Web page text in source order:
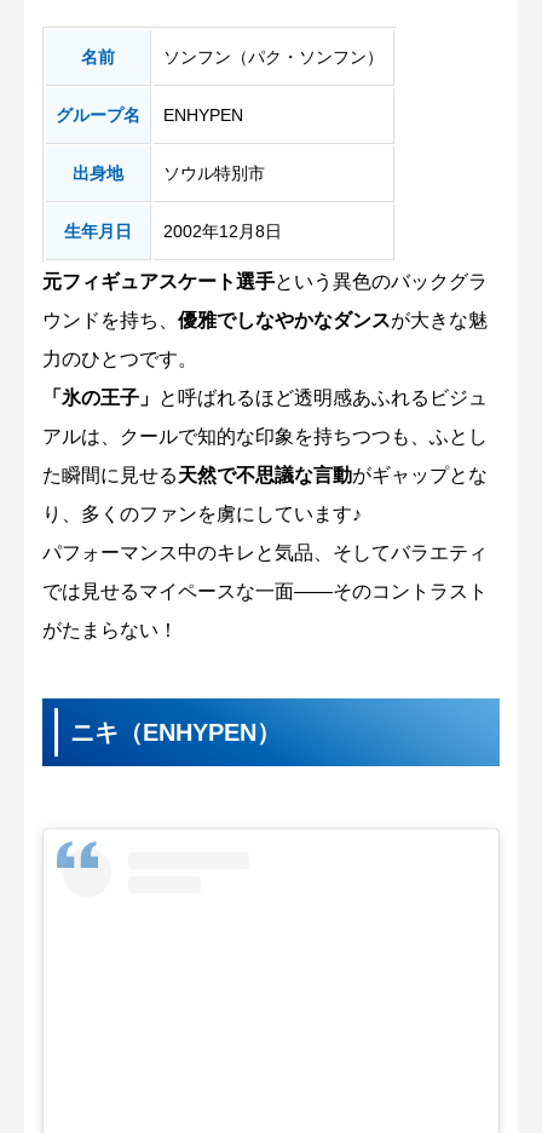
名前 ソンフン（パク・ソンフン）
グループ名 ENHYPEN
出身地 ソウル特別市
生年月日 2002年12月8日
元フィギュアスケート選手という異色のバックグラ
ウンドを持ち、 優雅でしなやかなダンスが大きな魅
力のひとつです。
「氷の王子」 と呼ばれるほど透明感あふれるビジュ
アルは、クールで知的な印象を持ちつつも、ふとし
た瞬間に見せる天然で不思議な言動がギャップとな
り、多くのファンを虜にしています♪
パフォーマンス中のキレと気品、そしてバラエティ
では見せるマイペースな一面——そのコントラスト
がたまらない！
ニキ（ENHYPEN）